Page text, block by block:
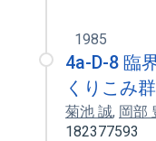
1985
4a-D-8 臨
くりこみ群
菊池 誠, 岡部
182377593